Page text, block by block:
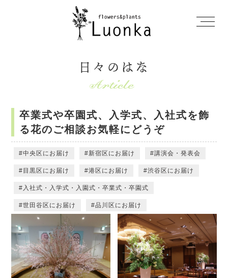
日々のはな
卒業式や卒園式、入学式、入社式を飾
る花のご相談お気軽にどうぞ
中央区にお届け 新宿区にお届け 講演会・発表会
目黒区にお届け 港区にお届け 渋谷区にお届け
入社式・入学式・入園式・卒業式・卒園式
世田谷区にお届け 品川区にお届け